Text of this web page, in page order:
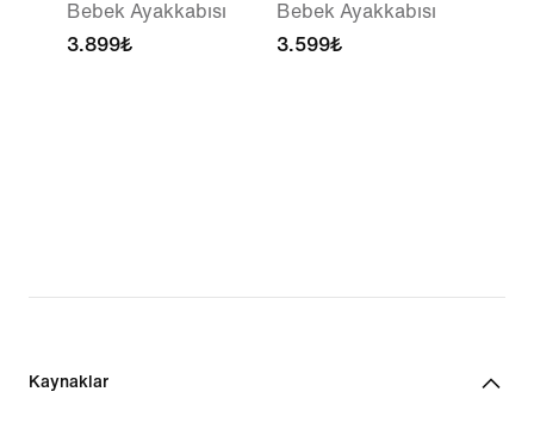
Bebek Ayakkabısı
3.899₺
Bebek Ayakkabısı
3.599₺
Kaynaklar